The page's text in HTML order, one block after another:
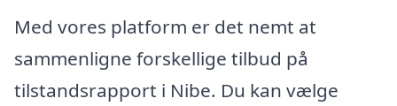
Med vores platform er det nemt at
sammenligne forskellige tilbud på
tilstandsrapport i Nibe. Du kan vælge